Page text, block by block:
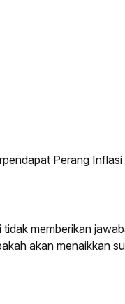
Perang
memberikan
akan menaikkan